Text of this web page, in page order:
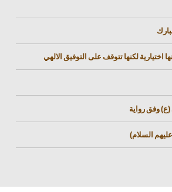
اختيارية لكنها تتوقف على التوفيق الالهي
وفق رواية
السلام)